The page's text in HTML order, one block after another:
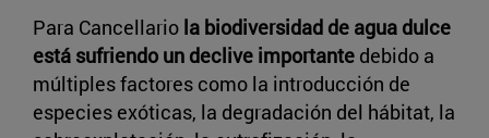
Para Cancellario la biodiversidad de agua dulce
está sufriendo un declive importante debido a
múltiples factores como la introducción de
especies exóticas, la degradación del hábitat, la